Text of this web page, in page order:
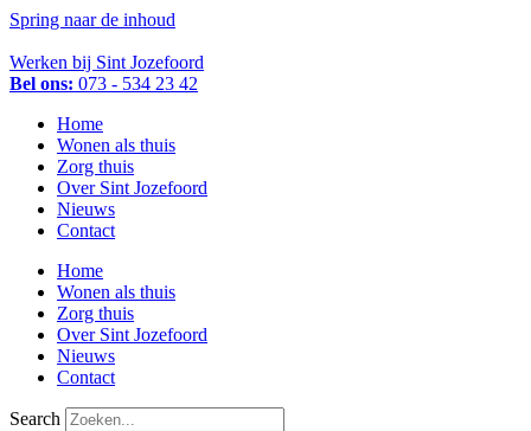
Spring naar de inhoud
Werken bij Sint Jozefoord
Bel ons: 073 - 534 23 42
Home
Wonen als thuis
Zorg thuis
Over Sint Jozefoord
Nieuws
Contact
Home
Wonen als thuis
Zorg thuis
Over Sint Jozefoord
Nieuws
Contact
Search